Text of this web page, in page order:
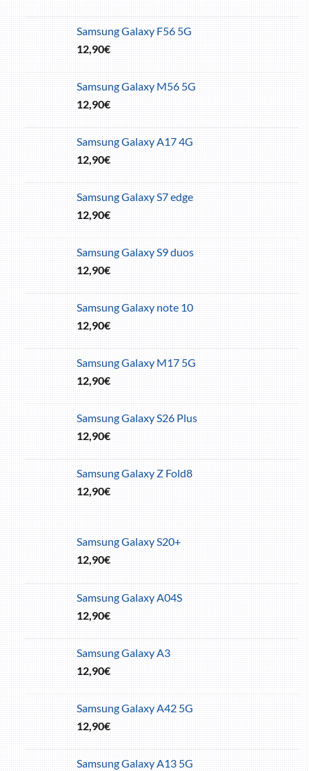
Samsung Galaxy F56 5G
12,90€
Samsung Galaxy M56 5G
12,90€
Samsung Galaxy A17 4G
12,90€
Samsung Galaxy S7 edge
12,90€
Samsung Galaxy S9 duos
12,90€
Samsung Galaxy note 10
12,90€
Samsung Galaxy M17 5G
12,90€
Samsung Galaxy S26 Plus
12,90€
Samsung Galaxy Z Fold8
12,90€
Samsung Galaxy S20+
12,90€
Samsung Galaxy A04S
12,90€
Samsung Galaxy A3
12,90€
Samsung Galaxy A42 5G
12,90€
Samsung Galaxy A13 5G